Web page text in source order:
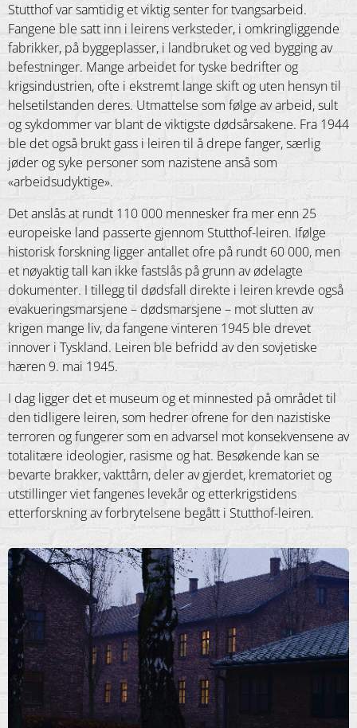
Stutthof var samtidig et viktig senter for tvangsarbeid.
Fangene ble satt inn i leirens verksteder, i omkringliggende
fabrikker, på byggeplasser, i landbruket og ved bygging av
befestninger. Mange arbeidet for tyske bedrifter og
krigsindustrien, ofte i ekstremt lange skift og uten hensyn til
helsetilstanden deres. Utmattelse som følge av arbeid, sult
og sykdommer var blant de viktigste dødsårsakene. Fra 1944
ble det også brukt gass i leiren til å drepe fanger, særlig
jøder og syke personer som nazistene anså som
«arbeidsudyktige».
Det anslås at rundt 110 000 mennesker fra mer enn 25
europeiske land passerte gjennom Stutthof-leiren. Ifølge
historisk forskning ligger antallet ofre på rundt 60 000, men
et nøyaktig tall kan ikke fastslås på grunn av ødelagte
dokumenter. I tillegg til dødsfall direkte i leiren krevde også
evakueringsmarsjene – dødsmarsjene – mot slutten av
krigen mange liv, da fangene vinteren 1945 ble drevet
innover i Tyskland. Leiren ble befridd av den sovjetiske
hæren 9. mai 1945.
I dag ligger det et museum og et minnested på området til
den tidligere leiren, som hedrer ofrene for den nazistiske
terroren og fungerer som en advarsel mot konsekvensene av
totalitære ideologier, rasisme og hat. Besøkende kan se
bevarte brakker, vakttårn, deler av gjerdet, krematoriet og
utstillinger viet fangenes levekår og etterkrigstidens
etterforskning av forbrytelsene begått i Stutthof-leiren.